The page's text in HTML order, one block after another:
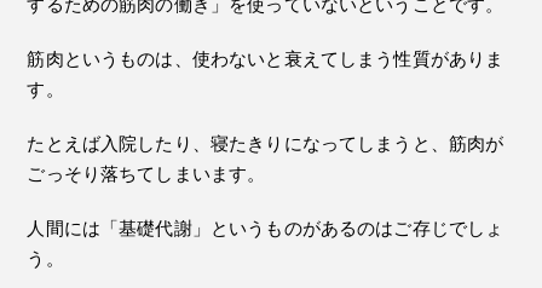
するための筋肉の働き」を使っていないということです。
筋肉というものは、使わないと衰えてしまう性質がありま
す。
たとえば入院したり、寝たきりになってしまうと、筋肉が
ごっそり落ちてしまいます。
人間には「基礎代謝」というものがあるのはご存じでしょ
う。